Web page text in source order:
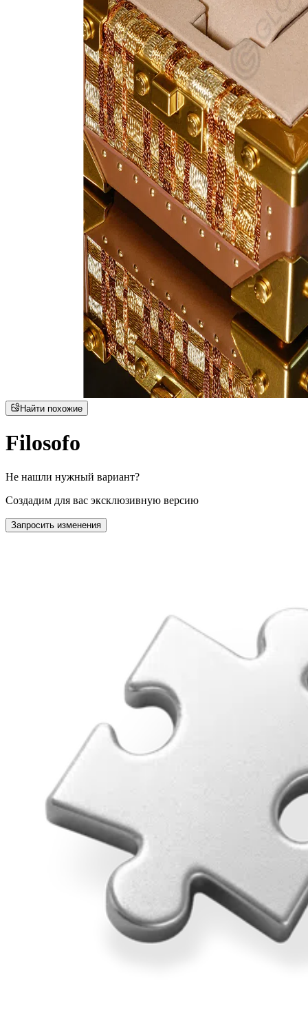
Найти похожие
Filosofo
Не нашли нужный вариант?
Создадим для вас эксклюзивную версию
Запросить изменения